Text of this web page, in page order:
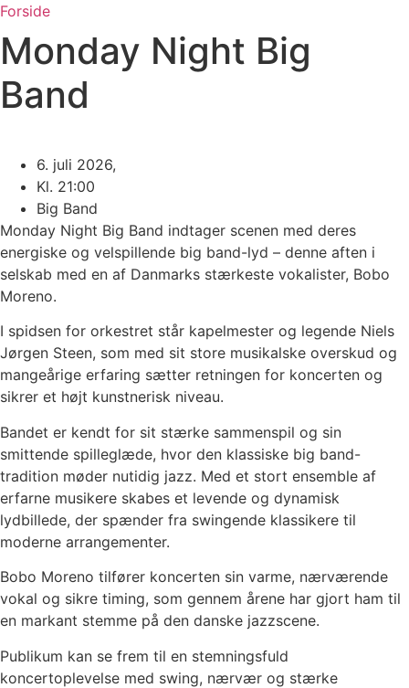
Videre
til
indhold
Forside
Monday Night Big
Band
6. juli 2026,
Kl. 21:00
Big Band
Monday Night Big Band indtager scenen med deres
energiske og velspillende big band-lyd – denne aften i
selskab med en af Danmarks stærkeste vokalister, Bobo
Moreno.
I spidsen for orkestret står kapelmester og legende Niels
Jørgen Steen, som med sit store musikalske overskud og
mangeårige erfaring sætter retningen for koncerten og
sikrer et højt kunstnerisk niveau.
Bandet er kendt for sit stærke sammenspil og sin
smittende spilleglæde, hvor den klassiske big band-
tradition møder nutidig jazz. Med et stort ensemble af
erfarne musikere skabes et levende og dynamisk
lydbillede, der spænder fra swingende klassikere til
moderne arrangementer.
Bobo Moreno tilfører koncerten sin varme, nærværende
vokal og sikre timing, som gennem årene har gjort ham til
en markant stemme på den danske jazzscene.
Publikum kan se frem til en stemningsfuld
koncertoplevelse med swing, nærvær og stærke